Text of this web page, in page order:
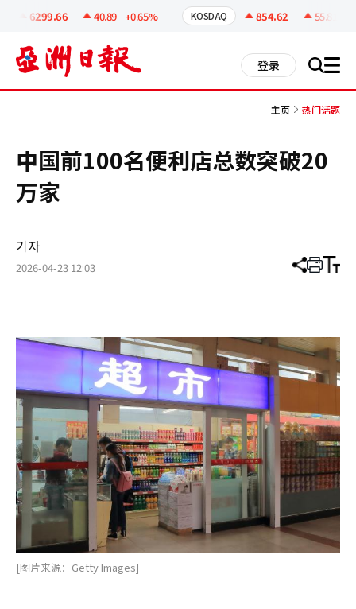
6299.66 40.89 +0.65% KOSDAQ 854.62 55.81
登录 搜 all
主页 热门话题
中国前100名便利店总数突破20
万家
기자
2026-04-23 12:03 分
章
打 调
小
[图片来源：Getty Images]